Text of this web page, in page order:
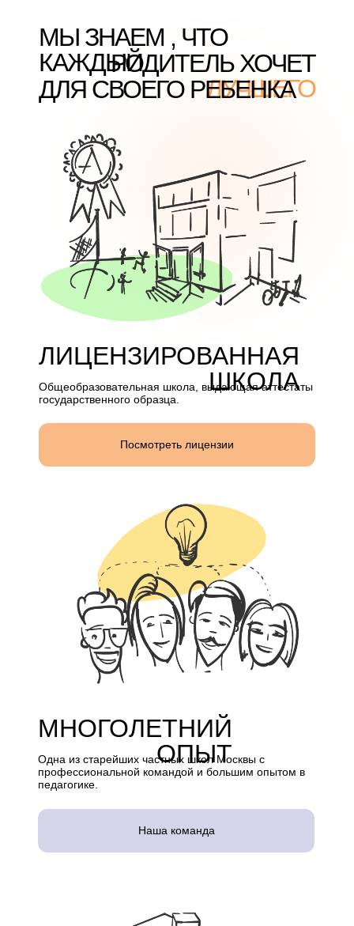
ЛИЦЕНЗИРОВАННАЯ
ШКОЛА
Общеобразовательная школа, выдающая аттестаты
государственного образца.
МНОГОЛЕТНИЙ
ОПЫТ
Одна из старейших частных школ Москвы с
профессиональной командой и большим опытом в
педагогике.
Посмотреть лицензии
Наша команда
МЫ ЗНАЕМ , ЧТО
КАЖДЫЙРОДИТЕЛЬ ХОЧЕТ
ЛУЧШЕГО
ДЛЯ СВОЕГО РЕБЕНКА